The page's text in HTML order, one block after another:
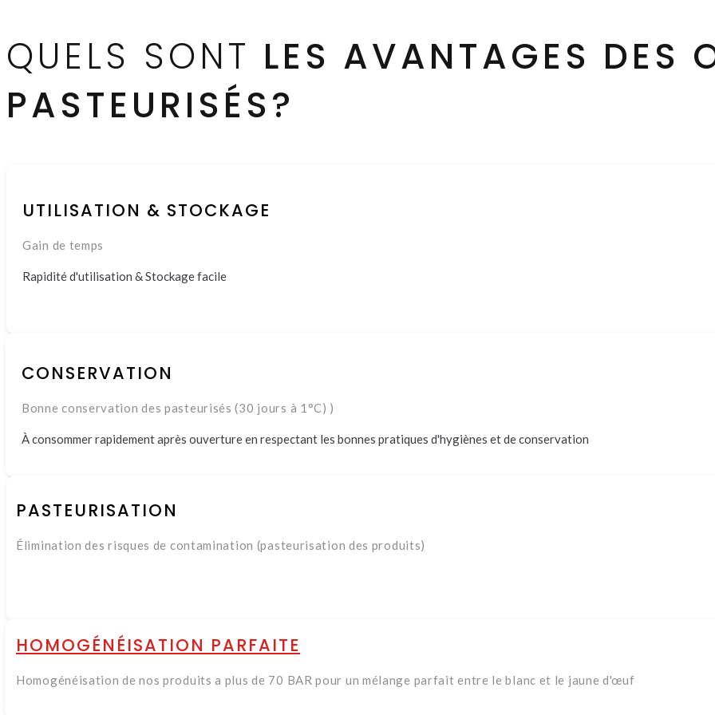
QUELS SONT LES AVANTAGES DES
PASTEURISÉS?
UTILISATION & STOCKAGE
Gain de temps
Rapidité d'utilisation & Stockage facile
CONSERVATION
Bonne conservation des pasteurisés (30 jours à 1°C) )
À consommer rapidement après ouverture en respectant les bonnes pratiques d'hygiènes et de conservation
PASTEURISATION
Élimination des risques de contamination (pasteurisation des produits)
HOMOGÉNÉISATION PARFAITE
Homogénéisation de nos produits a plus de 70 BAR pour un mélange parfait entre le blanc et le jaune d'œuf